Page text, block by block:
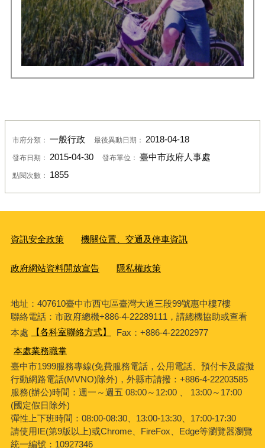
市府分類： 一般行政 最後異動日期： 2018-04-18
發布日期： 2015-04-30 發布單位： 臺中市政府人事處
點閱次數： 1855
資訊安全政策 機關位置、交通及停車資訊
政府網站資料開放宣告 隱私權政策
地址：407610臺中市西屯區臺灣大道三段99號惠中樓7樓
聯絡電話：市政府總機+886-4-22289111，請總機協助或查看
本處
【各科室聯絡方式】
Fax：+886-4-22202977
本處業務職掌
臺中市1999服務專線(免費服務電話，公用電話、預付卡及虛擬
行動網路電話(MVNO)除外)，外縣市請撥：+886-4-22203585
服務(辦公)時間：週一～週五 08:00～12:00 、 13:00～17:00
(國定假日除外)
彈性上下班時間：08:00-08:30、13:00-13:30、17:00-17:30
請使用IE(第9版以上)或Chrome、FireFox、Edge等瀏覽器瀏覽
統一編號：10927346